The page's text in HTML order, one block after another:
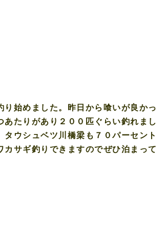
始めました。昨日から喰いが良かっ
たりがあり２００匹ぐらい釣れまし
ウシュベツ川橋梁も７０パーセント
サギ釣りできますのでぜひ泊まって